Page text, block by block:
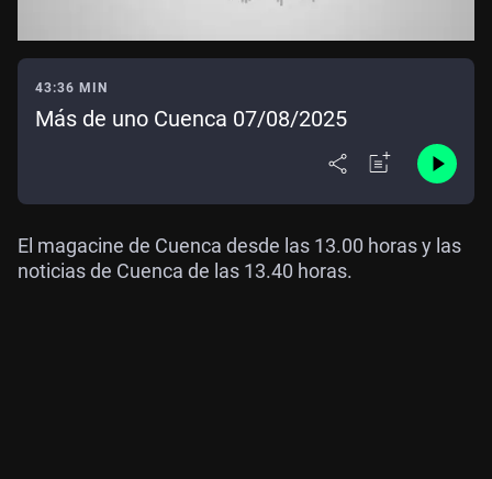
43:36 MIN
Más de uno Cuenca 07/08/2025
El magacine de Cuenca desde las 13.00 horas y las
noticias de Cuenca de las 13.40 horas.